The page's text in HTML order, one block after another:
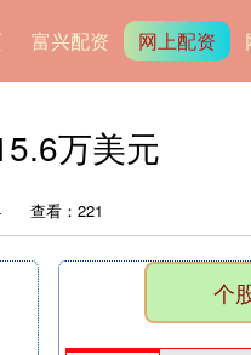
富兴配资 网上配资
万美元
查看：221
个